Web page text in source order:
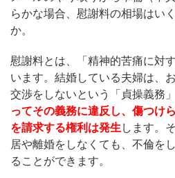
らかな場合、慰謝料の相場はい
か。
慰謝料とは、「精神的苦痛に対
います。結婚している夫婦は、
交渉をしないという「貞操義務
ってその義務に違反し、傷つけ
を請求する権利は発生 します。
居や離婚をしなくても、不倫を
ることができます。